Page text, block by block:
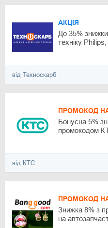
АКЦІЯ
До 35%
техніку
від Техноскарб
ПРОМОКОД
Бонусна 5%
промокодом
від КТС
ПРОМОКОД
Знижка 8% з
на